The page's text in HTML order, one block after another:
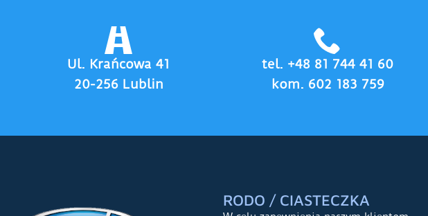
Ul. Krańcowa 41
20-256 Lublin
tel. +48 81 744 41 60
kom. 602 183 759
RODO / CIASTECZKA